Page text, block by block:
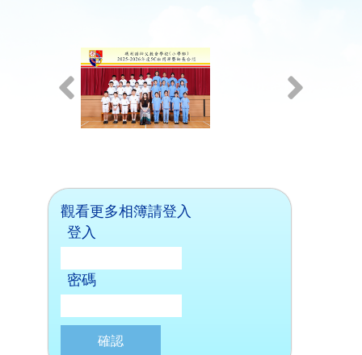
觀看更多相簿請登入
登入
密碼